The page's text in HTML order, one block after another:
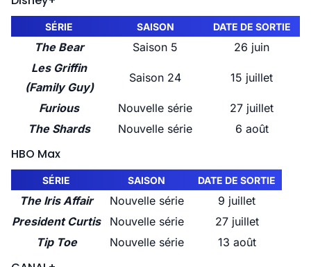
SÉRIE SAISON DATE DE SORTIE
The Bear Saison 5
26 juin
Les Griffin
(Family Guy)
Saison 24 15 juillet
Furious Nouvelle série
27 juillet
The Shards
Nouvelle série 6 août
HBO Max
SÉRIE SAISON DATE DE SORTIE
The Iris Affair Nouvelle série
9 juillet
President Curtis
Nouvelle série
27 juillet
Tip Toe
Nouvelle série 13 août